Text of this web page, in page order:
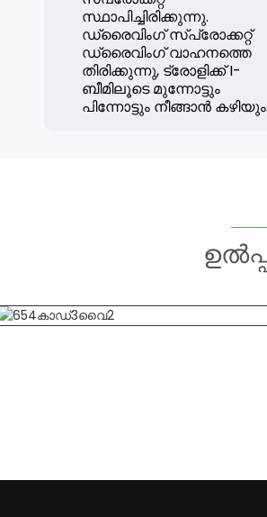
സ്ഥാപിച്ചിരിക്കുന്നു.
ഡ്രൈവിംഗ് സ്പ്രോക്കറ്റ്
ഡ്രൈവിംഗ് വാഹനത്തെ
തിരിക്കുന്നു, ട്രോളിക്ക് I-
ബീമിലൂടെ മുന്നോട്ടും
പിന്നോട്ടും നീങ്ങാൻ കഴിയും.